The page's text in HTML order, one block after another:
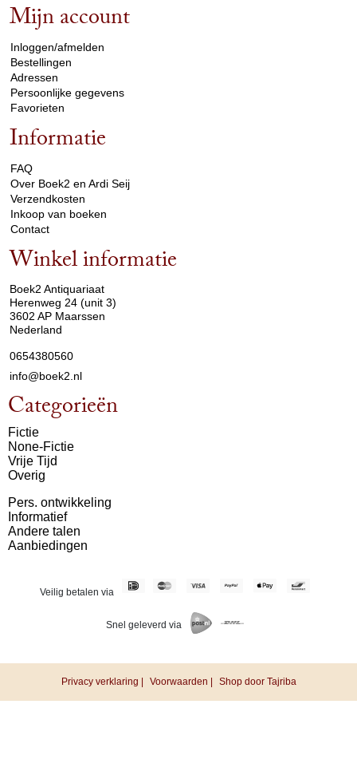
Mijn account
Inloggen/afmelden
Bestellingen
Adressen
Persoonlijke gegevens
Favorieten
Informatie
FAQ
Over Boek2 en Ardi Seij
Verzendkosten
Inkoop van boeken
Contact
Winkel informatie
Boek2 Antiquariaat
Herenweg 24 (unit 3)
3602 AP Maarssen
Nederland
0654380560
info@boek2.nl
Categorieën
Fictie
None-Fictie
Vrije Tijd
Overig
Pers. ontwikkeling
Informatief
Andere talen
Aanbiedingen
Veilig betalen via
Snel geleverd via
Privacy verklaring | Voorwaarden | Shop door Tajriba